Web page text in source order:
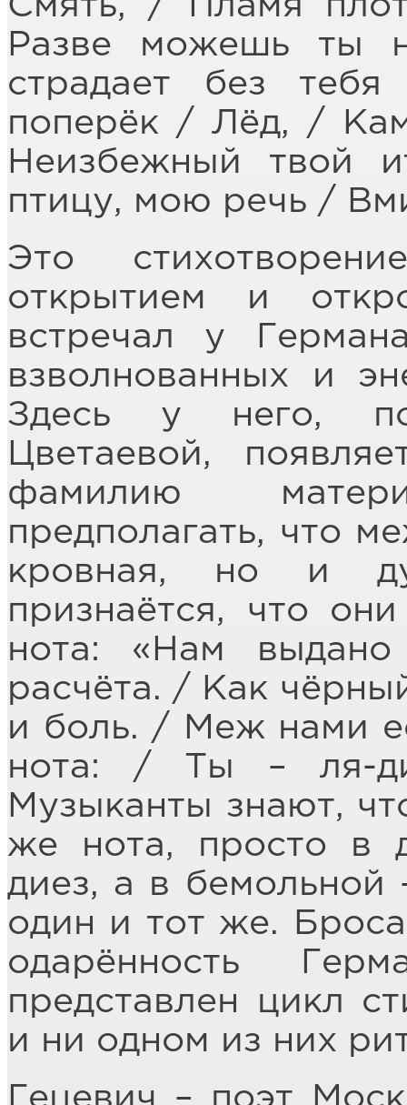
Разве можешь ты
страдает без
поперёк / Лёд, /
Неизбежный твой
птицу, мою речь /
Это
открытием и
встречал у
взволнованных и
Здесь у него,
Цветаевой,
фамилию
предполагать, что
кровная, но и
признаётся, что
нота: «Нам
расчёта. / Как
и боль. / Меж нами
нота: / Ты – ля-
Музыканты знают,
же нота, просто в
диез, а в бемольной
один и тот же.
одарённость
представлен цикл
и ни одном из них
Гецевич – поэт